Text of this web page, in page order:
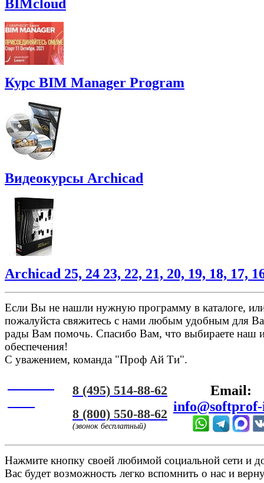
BIMcloud
Курс BIM Manager Program
Видеокурсы Archicad
Archicad 25, 24 23, 22, 21, 20, 19, 18, 17,
Если Вы не нашли нужную программу в каталоге,
пожалуйста свяжитесь с нами любым удобным для
рады Вам помочь. Спасибо Вам, что выбираете наш
обеспечения!
С уважением, команда "Проф Ай Ти".
8 (495) 514-88-62
8 (800) 550-88-62
(звонок бесплатный)
Email:
Нажмите кнопку своей любимой социальной сети и
Вас будет возможность легко вспомнить о нас и